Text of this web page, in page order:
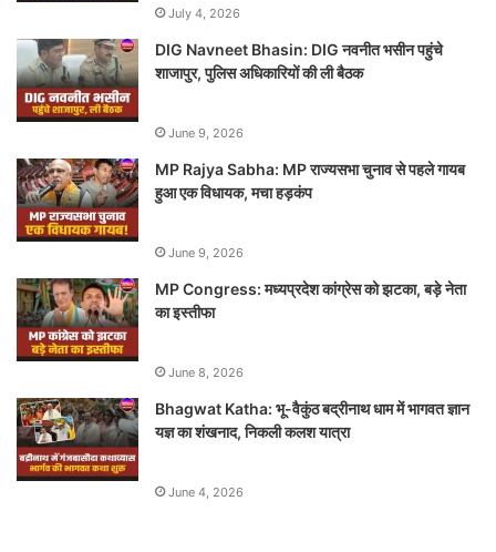
July 4, 2026
DIG Navneet Bhasin: DIG नवनीत भसीन पहुंचे
शाजापुर, पुलिस अधिकारियों की ली बैठक
June 9, 2026
MP Rajya Sabha: MP राज्यसभा चुनाव से पहले गायब
हुआ एक विधायक, मचा हड़कंप
June 9, 2026
MP Congress: मध्यप्रदेश कांग्रेस को झटका, बड़े नेता
का इस्तीफा
June 8, 2026
Bhagwat Katha: भू-वैकुंठ बद्रीनाथ धाम में भागवत ज्ञान
यज्ञ का शंखनाद, निकली कलश यात्रा
June 4, 2026